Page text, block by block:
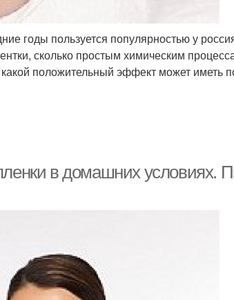
годы пользуется популярностью у
сколько простым химическим
положительный эффект может иметь
в домашних условиях.